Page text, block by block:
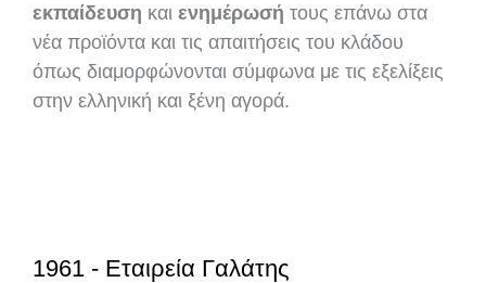
εκπαίδευση και ενημέρωσή τους επάνω στα
νέα προϊόντα και τις απαιτήσεις του κλάδου
όπως διαμορφώνονται σύμφωνα με τις εξελίξεις
στην ελληνική και ξένη αγορά.
1961 - Εταιρεία Γαλάτης